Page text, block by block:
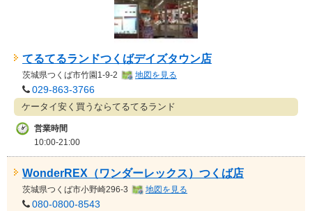
てるてるランドつくばデイズタウン店
茨城県つくば市竹園1-9-2 地図を見る
029-863-3766
ケータイ安く買うならてるてるランド
営業時間
10:00-21:00
WonderREX（ワンダーレックス）つくば店
茨城県つくば市小野崎296-3 地図を見る
080-0800-8543